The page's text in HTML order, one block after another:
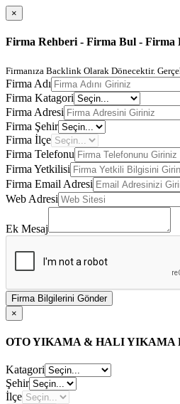
×
Firma Rehberi - Firma Bul - Firma
Firmanıza Backlink Olarak Dönecektir.
Firma Adı
Firma Katagori
Firma Adresi
Firma Şehir
Firma İlçe
Firma Telefonu
Firma Yetkilisi
Firma Email Adresi
Web Adresi
Ek Mesaj
Firma Bilgilerini Gönder
×
OTO YIKAMA & HALI YIKAMA
Katagori
Şehir
İlçe